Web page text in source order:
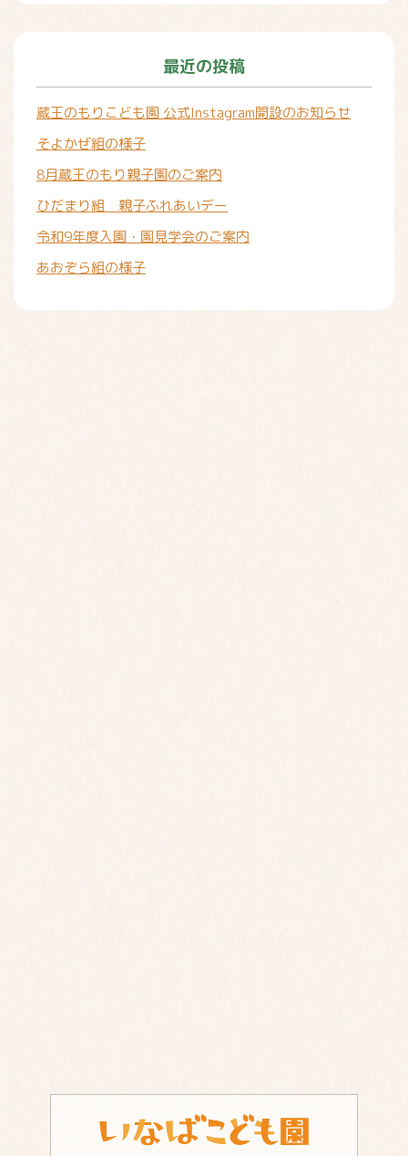
最近の投稿
蔵王のもりこども園 公式Instagram開設のお知らせ
そよかぜ組の様子
8月蔵王のもり親子園のご案内
ひだまり組 親子ふれあいデー
令和9年度入園・園見学会のご案内
あおぞら組の様子